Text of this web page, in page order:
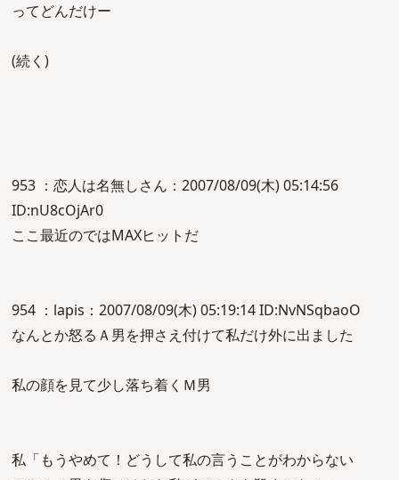
ってどんだけー
(続く)
953 ：恋人は名無しさん：2007/08/09(木) 05:14:56
ID:nU8cOjAr0
ここ最近のではMAXヒットだ
954 ：lapis：2007/08/09(木) 05:19:14 ID:NvNSqbaoO
なんとか怒るＡ男を押さえ付けて私だけ外に出ました
私の顔を見て少し落ち着くＭ男
私「もうやめて！どうして私の言うことがわからない